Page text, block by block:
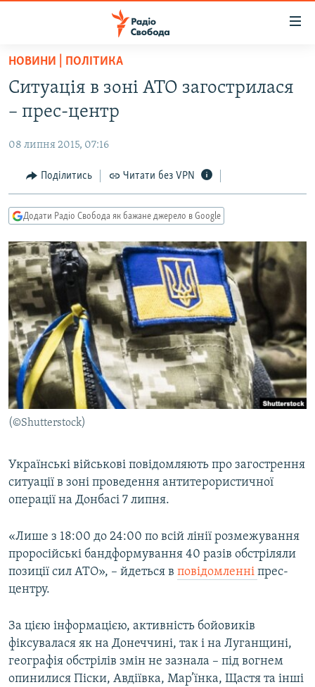
Перейти
основного
матеріалу
Перейти
до
навігації
Перейти
до
ВСЕ ЗА ДОБУ
СТАТТІ
ПОЛІТИКА
ЕКОНОМІКА
КУЛЬТУРА
СПОРТ
УКРАЇНА
СВІТ
ВІЙНА
РОСІЙСЬКА «ФІЛЬТРАЦІЯ»
КРИМ.РЕАЛІЇ
ТИ ЯК?
СХЕМИ
КИТАЙ.ВИКЛИКИ
МУЛЬТИМЕДІА
ФОТО
СПЕЦПРОЄКТИ
ПОДКАСТИ
РУС
УКР
КТАТ
ДОЛУЧАЙСЯ!
Усі сайти RFE/RL
НОВИНИ | ПОЛІТИКА
Ситуація в зоні АТО загострилася
– прес-центр
08 липня 2015, 07:16
Поділитись Читати без VPN
Додати Радіо Свобода як бажане джерело в Google
(©Shutterstock)
Українські військові повідомляють про загострення
ситуації в зоні проведення антитерористичної
операції на Донбасі 7 липня.
«Лише з 18:00 до 24:00 по всій лінії розмежування
проросійські бандформування 40 разів обстріляли
позиції сил АТО», – йдеться в повідомленні прес-
центру.
За цією інформацією, активність бойовиків
фіксувалася як на Донеччині, так і на Луганщині,
географія обстрілів змін не зазнала – під вогнем
опинилися Піски, Авдіївка, Мар’їнка, Щастя та інші